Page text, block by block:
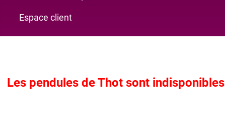
Espace client
Les pendules de Thot sont